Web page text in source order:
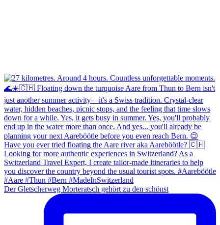
Der Gletscherweg Morteratsch gehört zu den schönst